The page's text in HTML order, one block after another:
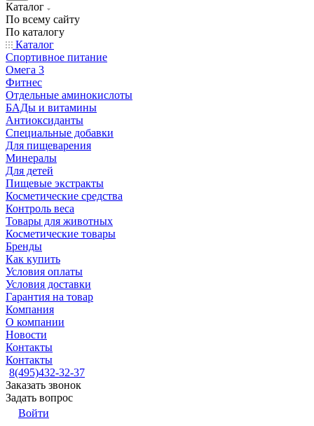
Каталог
По всему сайту
По каталогу
Каталог
Спортивное питание
Омега 3
Фитнес
Отдельные аминокислоты
БАДы и витамины
Антиоксиданты
Специальные добавки
Для пищеварения
Минералы
Для детей
Пищевые экстракты
Косметические средства
Контроль веса
Товары для животных
Косметические товары
Бренды
Как купить
Условия оплаты
Условия доставки
Гарантия на товар
Компания
О компании
Новости
Контакты
Контакты
8(495)432-32-37
Заказать звонок
Задать вопрос
Войти